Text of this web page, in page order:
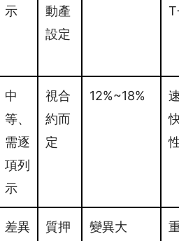
示
動產
設定
中
等、
需逐
項列
示
視合
約而
定
12%~18%
差異
質押
變異大